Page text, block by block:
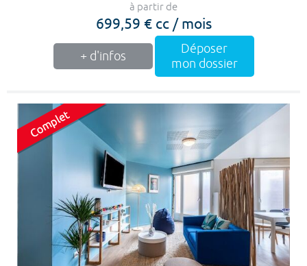
à partir de
699,59 € cc / mois
+ d'infos
Déposer
mon dossier